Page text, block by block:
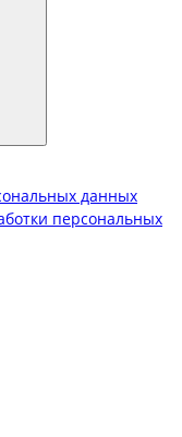
данных
персональных